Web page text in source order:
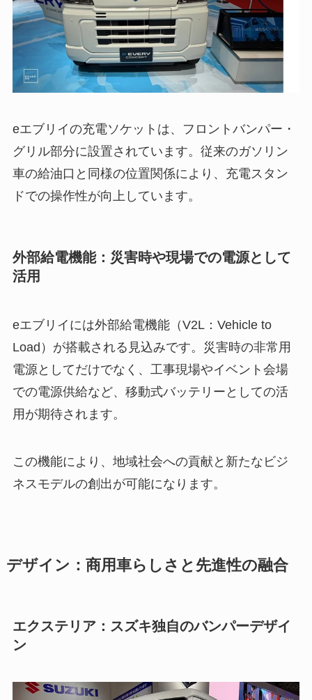
eエブリイの充電ソケットは、フロントバンパー・
グリル部分に設置されています。従来のガソリン
車の給油口と同様の位置関係により、充電スタン
ドでの操作性が向上しています。
外部給電機能：災害時や現場での電源として
活用
eエブリイには外部給電機能（V2L：Vehicle to
Load）が搭載される見込みです。災害時の非常用
電源としてだけでなく、工事現場やイベント会場
での電源供給など、移動式バッテリーとしての活
用が期待されます。
この機能により、地域社会への貢献と新たなビジ
ネスモデルの創出が可能になります。
デザイン：商用車らしさと先進性の融合
エクステリア：スズキ独自のバンパーデザイ
ン